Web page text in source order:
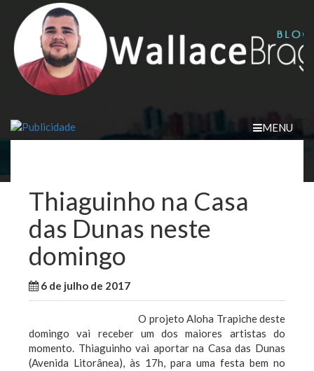
content
MENU
Thiaguinho na Casa
das Dunas neste
domingo
6 de julho de 2017
O projeto Aloha Trapiche deste
domingo vai receber um dos maiores artistas do
momento. Thiaguinho vai aportar na Casa das Dunas
(Avenida Litorânea), às 17h, para uma festa bem no